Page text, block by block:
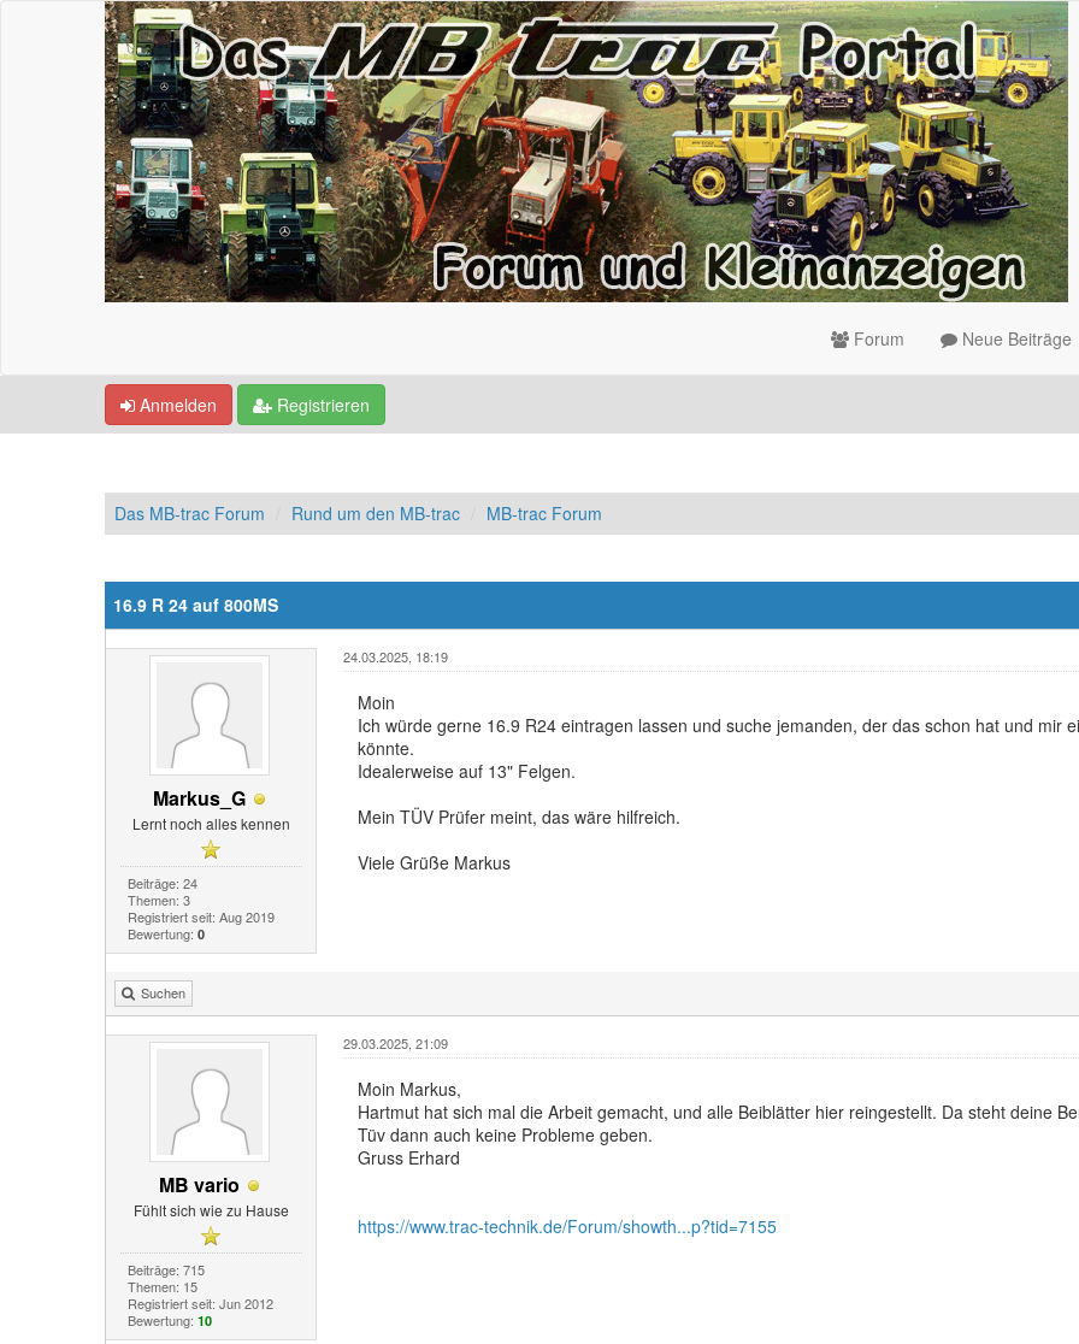
Forum Neue Beiträge
Anmelden Registrieren
Das MB-trac Forum Rund um den MB-trac MB-trac Forum
16.9 R 24 auf 800MS
Markus_G
Lernt noch alles kennen
Beiträge: 24
Themen: 3
Registriert seit: Aug 2019
Bewertung: 0
24.03.2025, 18:19
Moin
Ich würde gerne 16.9 R24 eintragen lassen und suche jemanden, der das schon hat und mir
könnte.
Idealerweise auf 13" Felgen.
Mein TÜV Prüfer meint, das wäre hilfreich.
Viele Grüße Markus
Suchen
MB vario
Fühlt sich wie zu Hause
Beiträge: 715
Themen: 15
Registriert seit: Jun 2012
Bewertung: 10
29.03.2025, 21:09
Moin Markus,
Hartmut hat sich mal die Arbeit gemacht, und alle Beiblätter hier reingestellt. Da steht deine
Tüv dann auch keine Probleme geben.
Gruss Erhard
https://www.trac-technik.de/Forum/showth...p?tid=7155